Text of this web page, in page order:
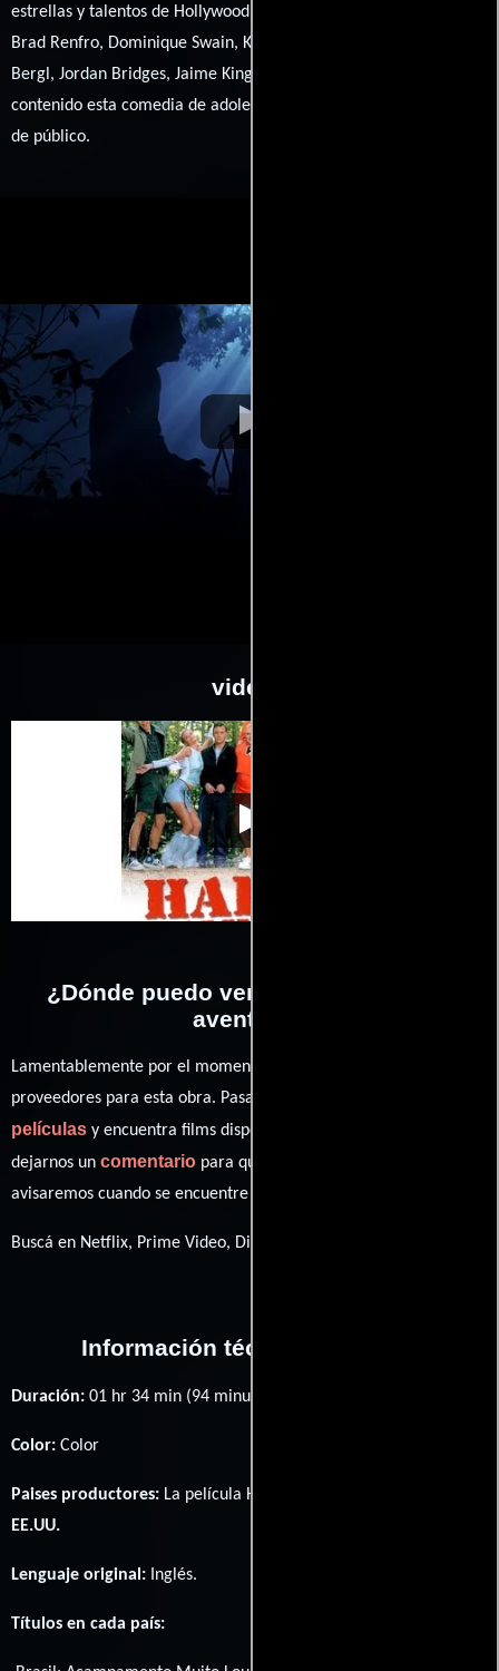
estrellas y talentos de Hollywood entre los cuales se encuentran
Brad Renfro, Dominique Swain, Keram Malicki-Sanchez, Emily
Bergl, Jordan Bridges, Jaime King, entre otros. Por el tipo de
contenido esta comedia de adolescentes es apta para todo tipo
de público.
videos
Loca aventuraVideo de la película Loca aventura
¿Dónde puedo ver la películas Loca
aventura?
Lamentablemente por el momento no contamos con enlaces a
proveedores para esta obra. Pasa por nuestro catálogo de
películas y encuentra films disponibles. También puedes
dejarnos un comentario para que le demos prioridad y te
avisaremos cuando se encuentre disponible
Buscá en Netflix, Prime Video, Disney+
Información técnica y general
Duración: 01 hr 34 min (94 minutos) .
Color: Color
Paises productores: La película Happy Campers fué producida en
EE.UU.
Lenguaje original: Inglés.
Títulos en cada país: